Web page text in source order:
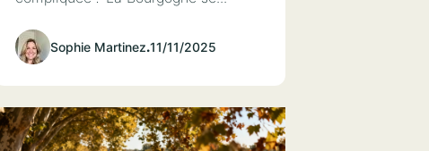
Sophie Martinez.11/11/2025